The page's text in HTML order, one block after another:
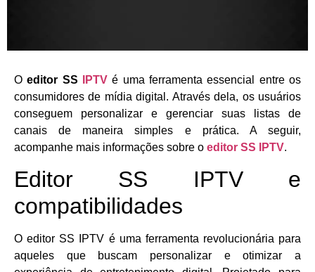
Oeditor SS IPTV é uma ferramenta essencial entre os
consumidores de mídia digital. Através dela, os usuários
conseguem personalizar e gerenciar suas listas de
canais de maneira simples e prática. A seguir,
acompanhe mais informações sobre o editor SS IPTV.
Editor SS IPTV e
compatibilidades
O editor SS IPTV é uma ferramenta revolucionária para
aqueles que buscam personalizar e otimizar a